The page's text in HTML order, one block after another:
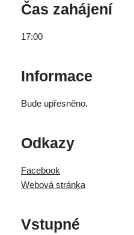
Čas zahájení
17:00
Informace
Bude upřesněno.
Odkazy
Facebook
Webová stránka
Vstupné